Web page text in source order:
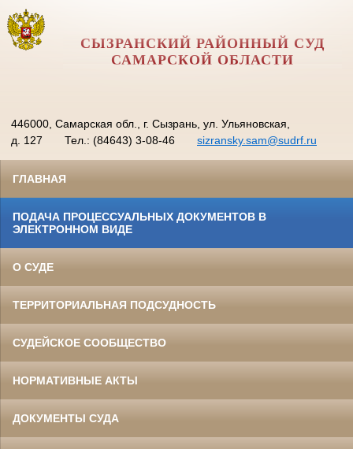
СЫЗРАНСКИЙ РАЙОННЫЙ СУД
САМАРСКОЙ ОБЛАСТИ
446000, Самарская обл., г. Сызрань, ул. Ульяновская,
д. 127
Тел.: (84643) 3-08-46 sizransky.sam@sudrf.ru
ГЛАВНАЯ
ПОДАЧА ПРОЦЕССУАЛЬНЫХ ДОКУМЕНТОВ В
ЭЛЕКТРОННОМ ВИДЕ
О СУДЕ
ТЕРРИТОРИАЛЬНАЯ ПОДСУДНОСТЬ
СУДЕЙСКОЕ СООБЩЕСТВО
НОРМАТИВНЫЕ АКТЫ
ДОКУМЕНТЫ СУДА